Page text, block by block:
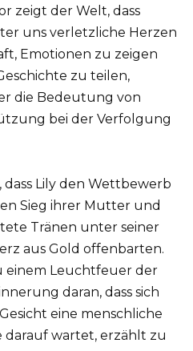
zeigt der Welt, dass
uns verletzliche Herzen
Emotionen zu zeigen
zu teilen,
die Bedeutung von
bei der Verfolgung
Lily den Wettbewerb
Sieg ihrer Mutter und
Tränen unter seiner
aus Gold offenbarten.
einem Leuchtfeuer der
daran, dass sich
eine menschliche
darauf wartet, erzählt zu